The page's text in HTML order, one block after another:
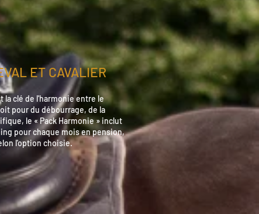
la clé de l'harmonie entre le
pour du débourrage, de la
le « Pack Harmonie » inclut
pour chaque mois en pension,
l'option choisie.
ET CAVALIER